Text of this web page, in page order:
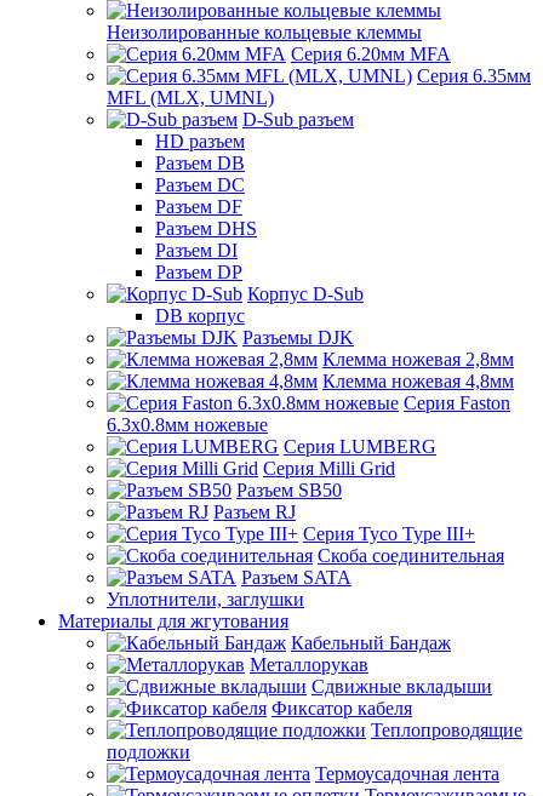
Неизолированные кольцевые клеммы
Серия 6.20мм MFA
Серия 6.35мм
MFL (MLX, UMNL)
D-Sub разъем
HD разъем
Разъем DB
Разъем DC
Разъем DF
Разъем DHS
Разъем DI
Разъем DP
Корпус D-Sub
DB корпус
Разъемы DJK
Клемма ножевая 2,8мм
Клемма ножевая 4,8мм
Серия Faston
6.3х0.8мм ножевые
Серия LUMBERG
Серия Milli Grid
Разъем SB50
Разъем RJ
Серия Tyco Type III+
Скоба соединительная
Разъем SATA
Уплотнители, заглушки
Материалы для жгутования
Кабельный Бандаж
Металлорукав
Сдвижные вкладыши
Фиксатор кабеля
Теплопроводящие
подложки
Термоусадочная лента